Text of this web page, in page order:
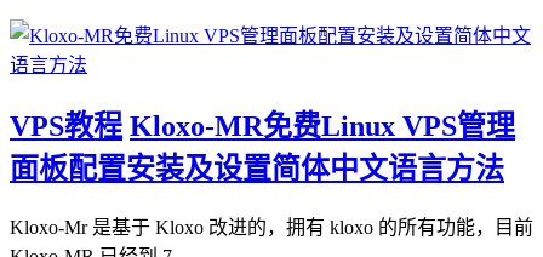
VPS教程 Kloxo-MR免费Linux VPS管理
面板配置安装及设置简体中文语言方法
Kloxo-Mr 是基于 Kloxo 改进的，拥有 kloxo 的所有功能，目前